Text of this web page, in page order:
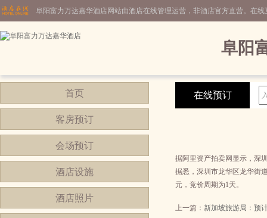
阜阳富力万达嘉华酒店网站由酒店在线管理运营，非酒店官方直营。在
阜阳
首页
客房预订
会场预订
酒店设施
酒店照片
在线预订
据阿里资产拍卖网显示，深
据悉，深圳市龙华区龙华街
元，竞价周期为1天。
上一篇： 新加坡旅游局：预